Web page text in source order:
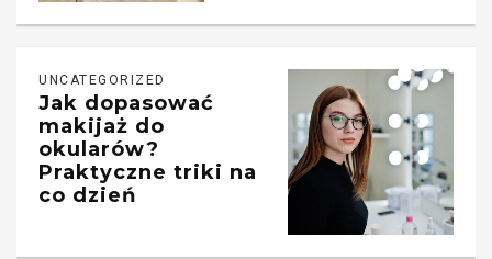
UNCATEGORIZED
Jak dopasować
makijaż do
okularów?
Praktyczne triki na
co dzień